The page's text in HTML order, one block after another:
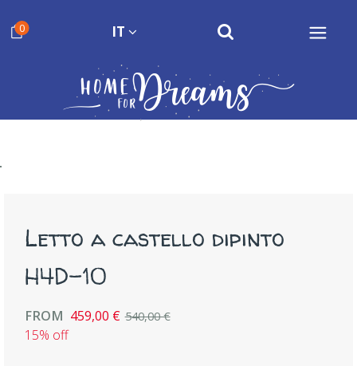
0 IT
Letto a castello dipinto
H4D-10
FROM 459,00 € 540,00 €
15% off